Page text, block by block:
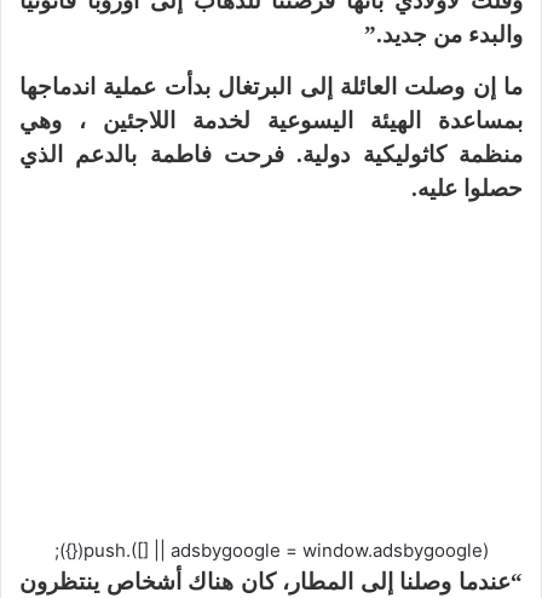
والبدء من جديد.”
ما إن وصلت العائلة إلى البرتغال بدأت عملية اندماجها
بمساعدة الهيئة اليسوعية لخدمة اللاجئين ، وهي
منظمة كاثوليكية دولية. فرحت فاطمة بالدعم الذي
حصلوا عليه.
(adsbygoogle = window.adsbygoogle || []).push({});
“عندما وصلنا إلى المطار، كان هناك أشخاص ينتظرون